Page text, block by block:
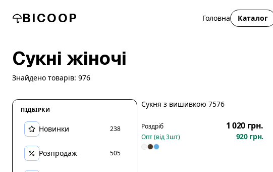
BICOOP Головна Каталог
Сукні жіночі
Знайдено товарів: 976
ПІДБІРКИ
Новинки 238
Розпродаж 505
Сукня з вишивкою 7576
Роздріб 1 020 грн.
Опт (від3шт) 920 грн.